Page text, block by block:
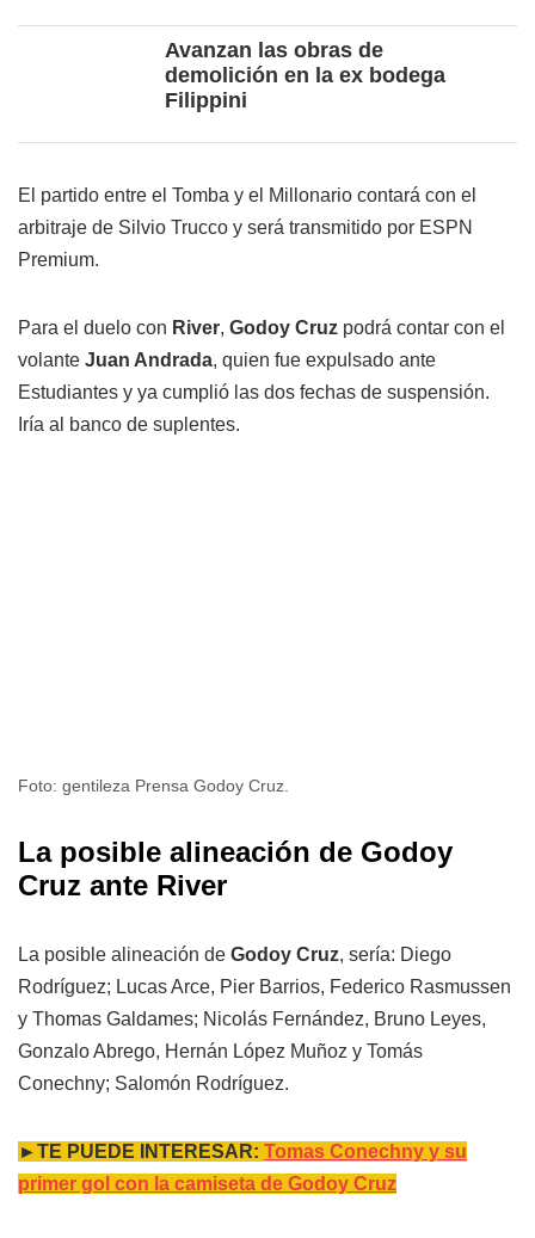
Avanzan las obras de
demolición en la ex bodega
Filippini
El partido entre el Tomba y el Millonario contará con el
arbitraje de Silvio Trucco y será transmitido por ESPN
Premium.
Para el duelo con River, Godoy Cruz podrá contar con el
volante Juan Andrada, quien fue expulsado ante
Estudiantes y ya cumplió las dos fechas de suspensión.
Iría al banco de suplentes.
Foto: gentileza Prensa Godoy Cruz.
La posible alineación de Godoy
Cruz ante River
La posible alineación de Godoy Cruz, sería: Diego
Rodríguez; Lucas Arce, Pier Barrios, Federico Rasmussen
y Thomas Galdames; Nicolás Fernández, Bruno Leyes,
Gonzalo Abrego, Hernán López Muñoz y Tomás
Conechny; Salomón Rodríguez.
►TE PUEDE INTERESAR: Tomas Conechny y su
primer gol con la camiseta de Godoy Cruz